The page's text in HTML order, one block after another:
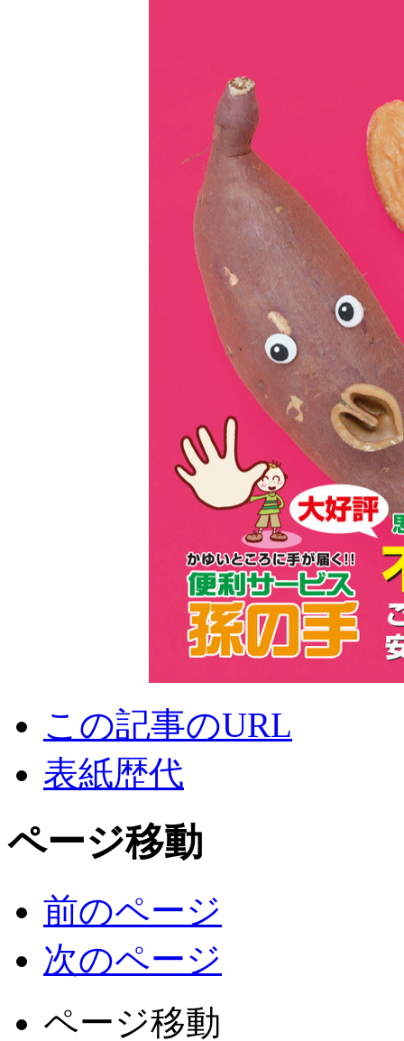
この記事のURL
表紙歴代
ページ移動
前のページ
次のページ
ページ移動